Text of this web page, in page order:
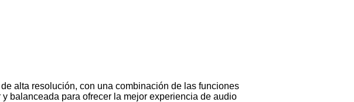
alta resolución, con una combinación de las funciones
balanceada para ofrecer la mejor experiencia de audio